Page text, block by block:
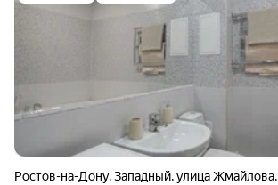
Ростов-на-Дону,Западный,улица Жмайлова,